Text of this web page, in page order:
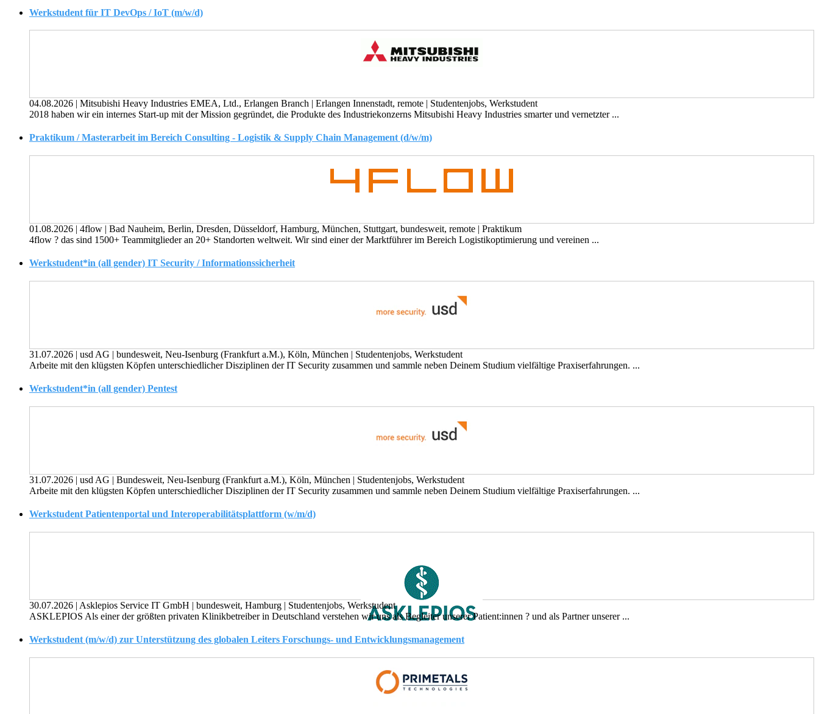
Werkstudent für IT DevOps / IoT (m/w/d)
04.08.2026 Mitsubishi Heavy Industries EMEA, Ltd., Erlangen Branch Erlangen Innenstadt, remote
Studentenjobs, Werkstudent
2018 haben wir ein internes Start-up mit der Mission gegründet, die Produkte des Industriekonzerns Mitsubishi Heavy Industries smarter und vernetzter ...
Praktikum / Masterarbeit im Bereich Consulting - Logistik & Supply Chain Management (d/w/m)
01.08.2026 | 4flow | Bad Nauheim, Berlin, Dresden, Düsseldorf, Hamburg, München, Stuttgart, bundesweit, remote | Praktikum
4flow ? das sind 1500+ Teammitglieder an 20+ Standorten weltweit. Wir sind einer der Marktführer im Bereich Logistikoptimierung und vereinen ...
Werkstudent*in (all gender) IT Security / Informationssicherheit
31.07.2026 | usd AG | bundesweit, Neu-Isenburg (Frankfurt a.M.), Köln, München | Studentenjobs, Werkstudent
Arbeite mit den klügsten Köpfen unterschiedlicher Disziplinen der IT Security zusammen und sammle neben Deinem Studium vielfältige Praxiserfahrungen. ...
Werkstudent*in (all gender) Pentest
31.07.2026 | usd AG | Bundesweit, Neu-Isenburg (Frankfurt a.M.), Köln, München | Studentenjobs, Werkstudent
Arbeite mit den klügsten Köpfen unterschiedlicher Disziplinen der IT Security zusammen und sammle neben Deinem Studium vielfältige Praxiserfahrungen. ...
Werkstudent Patientenportal und Interoperabilitätsplattform (w/m/d)
30.07.2026 | Asklepios Service IT GmbH | bundesweit, Hamburg | Studentenjobs, Werkstudent
ASKLEPIOS Als einer der größten privaten Klinikbetreiber in Deutschland verstehen wir uns als Begleiter unserer Patient:innen ? und als Partner unserer ...
Werkstudent (m/w/d) zur Unterstützung des globalen Leiters Forschungs- und Entwicklungsmanagement